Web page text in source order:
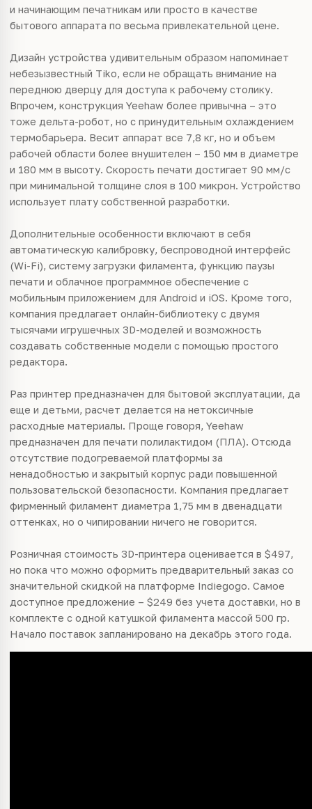
и начинающим печатникам или просто в качестве
бытового аппарата по весьма привлекательной цене.
Дизайн устройства удивительным образом напоминает
небезызвестный Tiko, если не обращать внимание на
переднюю дверцу для доступа к рабочему столику.
Впрочем, конструкция Yeehaw более привычна – это
тоже дельта-робот, но с принудительным охлаждением
термобарьера. Весит аппарат все 7,8 кг, но и объем
рабочей области более внушителен – 150 мм в диаметре
и 180 мм в высоту. Скорость печати достигает 90 мм/c
при минимальной толщине слоя в 100 микрон. Устройство
использует плату собственной разработки.
Дополнительные особенности включают в себя
автоматическую калибровку, беспроводной интерфейс
(Wi-Fi), систему загрузки филамента, функцию паузы
печати и облачное программное обеспечение с
мобильным приложением для Android и iOS. Кроме того,
компания предлагает онлайн-библиотеку с двумя
тысячами игрушечных 3D-моделей и возможность
создавать собственные модели с помощью простого
редактора.
Раз принтер предназначен для бытовой эксплуатации, да
еще и детьми, расчет делается на нетоксичные
расходные материалы. Проще говоря, Yeehaw
предназначен для печати полилактидом (ПЛА). Отсюда
отсутствие подогреваемой платформы за
ненадобностью и закрытый корпус ради повышенной
пользовательской безопасности. Компания предлагает
фирменный филамент диаметра 1,75 мм в двенадцати
оттенках, но о чипировании ничего не говорится.
Розничная стоимость 3D-принтера оценивается в $497,
но пока что можно оформить предварительный заказ со
значительной скидкой на платформе Indiegogo. Самое
доступное предложение – $249 без учета доставки, но в
комплекте с одной катушкой филамента массой 500 гр.
Начало поставок запланировано на декабрь этого года.